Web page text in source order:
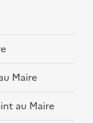
Maire
au Maire